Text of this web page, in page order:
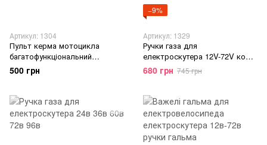
Артикул: 1304
Пульт керма мотоцикла
багатофункціональний
перемикач з алюмінієвого
сплаву
500 грн
−9%
Артикул: 1329
Ручки газа для
електроскутера 12V-72V колір
оранжевий
680 грн 745 грн